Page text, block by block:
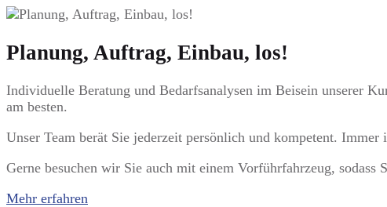
Planung, Auftrag, Einbau, los!
Individuelle Beratung und Bedarfsanalysen im Beisein unserer
am besten.
Unser Team berät Sie jederzeit persönlich und kompetent.
Gerne besuchen wir Sie auch mit einem Vorführfahrzeug,
Mehr erfahren